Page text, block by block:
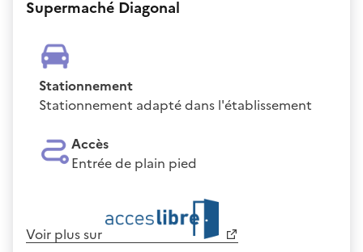
Supermaché Diagonal
Stationnement
Stationnement adapté dans l'établissement
Accès
Entrée de plain pied
Voir plus sur